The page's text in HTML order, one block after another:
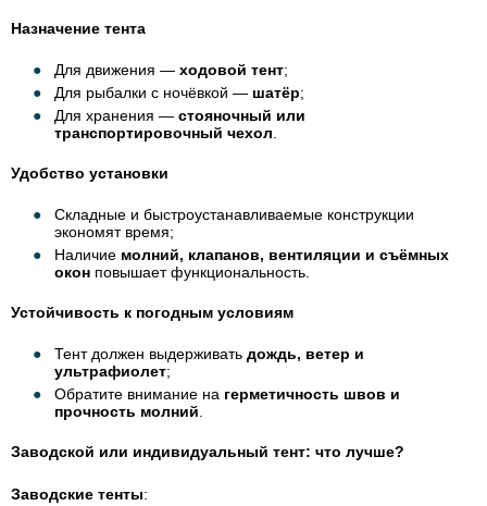
Назначение тента
Для движения — ходовой тент;
Для рыбалки с ночёвкой — шатёр;
Для хранения — стояночный или
транспортировочный чехол.
Удобство установки
Складные и быстроустанавливаемые конструкции
экономят время;
Наличие молний, клапанов, вентиляции и съёмных
окон повышает функциональность.
Устойчивость к погодным условиям
Тент должен выдерживать дождь, ветер и
ультрафиолет;
Обратите внимание на герметичность швов и
прочность молний.
Заводской или индивидуальный тент: что лучше?
Заводские тенты: